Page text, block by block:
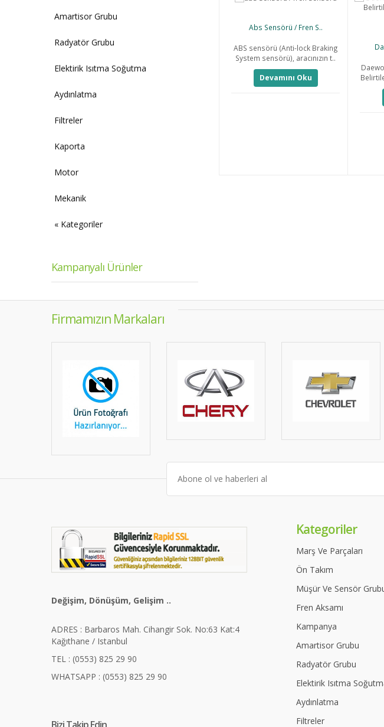
Amartisor Grubu
Radyatör Grubu
Elektirik Isıtma Soğutma
Aydınlatma
Filtreler
Kaporta
Motor
Mekanik
« Kategoriler
Kampanyalı Ürünler
Abs Sensörü / Fren S..
ABS sensörü (Anti-lock Braking
System sensörü), aracınızın t..
Devamını Oku
Firmamızın Markaları
Değişim, Dönüşüm, Gelişim ..
ADRES : Barbaros Mah. Cihangir Sok. No:63 Kat:4
Kağıthane / Istanbul
TEL : (0553) 825 29 90
WHATSAPP : (0553) 825 29 90
Bizi Takip Edin
Kategoriler
Marş Ve Parçaları
Ön Takım
Müşür Ve Sensör
Fren Aksamı
Kampanya
Amartisor Grubu
Radyatör Grubu
Elektirik Isıtma
Aydınlatma
Filtreler